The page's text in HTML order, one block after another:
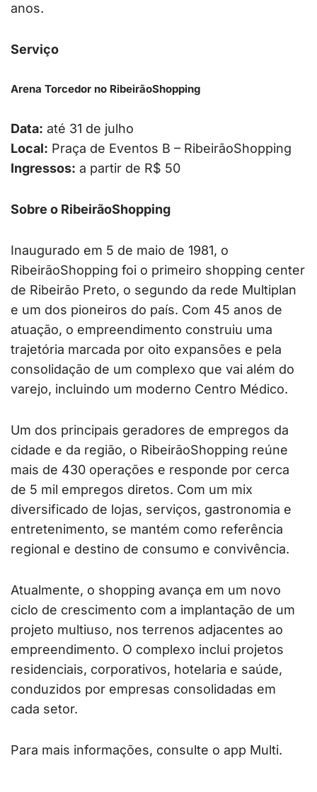
anos.
Serviço
Arena Torcedor no RibeirãoShopping
Data: até 31 de julho
Local: Praça de Eventos B – RibeirãoShopping
Ingressos: a partir de R$ 50
Sobre o RibeirãoShopping
Inaugurado em 5 de maio de 1981, o
RibeirãoShopping foi o primeiro shopping center
de Ribeirão Preto, o segundo da rede Multiplan
e um dos pioneiros do país. Com 45 anos de
atuação, o empreendimento construiu uma
trajetória marcada por oito expansões e pela
consolidação de um complexo que vai além do
varejo, incluindo um moderno Centro Médico.
Um dos principais geradores de empregos da
cidade e da região, o RibeirãoShopping reúne
mais de 430 operações e responde por cerca
de 5 mil empregos diretos. Com um mix
diversificado de lojas, serviços, gastronomia e
entretenimento, se mantém como referência
regional e destino de consumo e convivência.
Atualmente, o shopping avança em um novo
ciclo de crescimento com a implantação de um
projeto multiuso, nos terrenos adjacentes ao
empreendimento. O complexo inclui projetos
residenciais, corporativos, hotelaria e saúde,
conduzidos por empresas consolidadas em
cada setor.
Para mais informações, consulte o app Multi.